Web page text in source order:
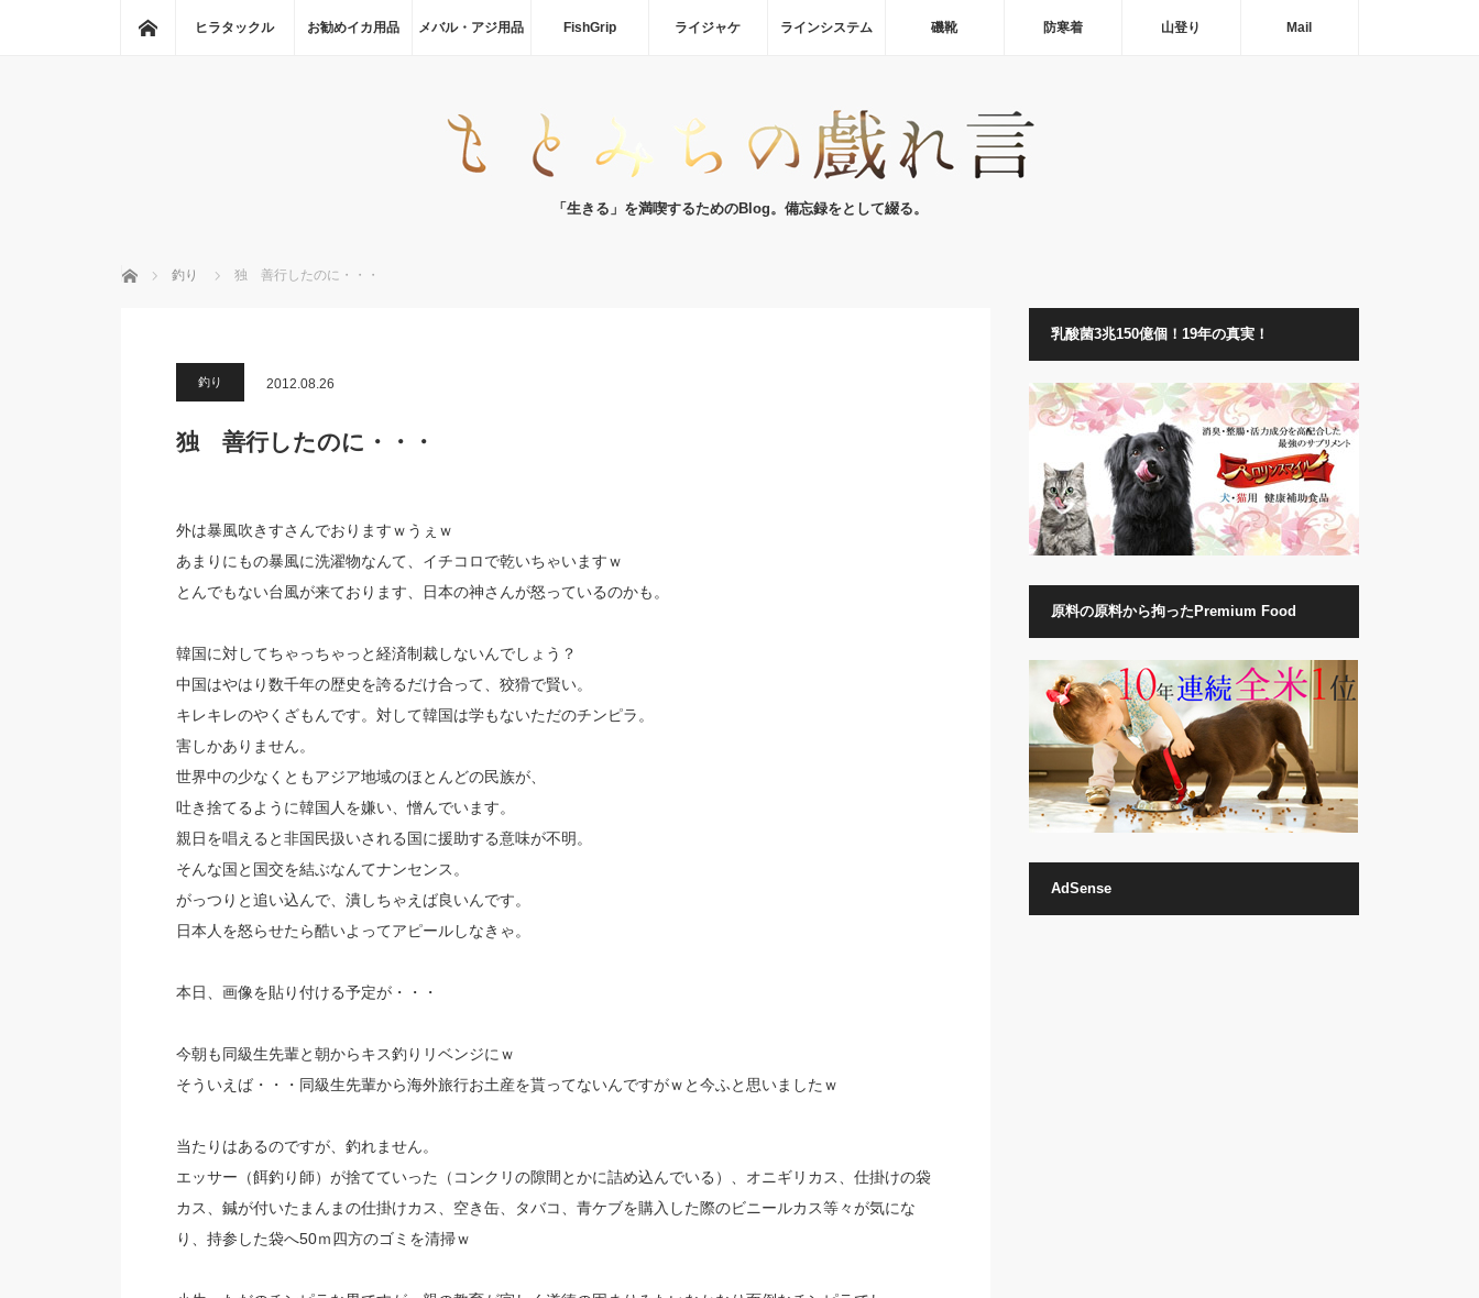
ホーム
ヒラタックル お勧めイカ用品 メバル・アジ用品 FishGrip ライジャケ ラインシステム 磯靴 防寒着 山登り Mail
「生きる」を満喫するためのBlog。備忘録をとして綴る。
ホーム 釣り 独 善行したのに・・・
釣り 2012.08.26
独 善行したのに・・・
外は暴風吹きすさんでおりますｗうぇｗ
あまりにもの暴風に洗濯物なんて、イチコロで乾いちゃいますｗ
とんでもない台風が来ております、日本の神さんが怒っているのかも。
韓国に対してちゃっちゃっと経済制裁しないんでしょう？
中国はやはり数千年の歴史を誇るだけ合って、狡猾で賢い。
キレキレのやくざもんです。対して韓国は学もないただのチンピラ。
害しかありません。
世界中の少なくともアジア地域のほとんどの民族が、
吐き捨てるように韓国人を嫌い、憎んでいます。
親日を唱えると非国民扱いされる国に援助する意味が不明。
そんな国と国交を結ぶなんてナンセンス。
がっつりと追い込んで、潰しちゃえば良いんです。
日本人を怒らせたら酷いよってアピールしなきゃ。
本日、画像を貼り付ける予定が・・・
今朝も同級生先輩と朝からキス釣りリベンジにｗ
そういえば・・・同級生先輩から海外旅行お土産を貰ってないんですがｗと今ふと思いましたｗ
当たりはあるのですが、釣れません。
エッサー（餌釣り師）が捨てていった（コンクリの隙間とかに詰め込んでいる）、オニギリカス、仕掛けの袋
カス、鍼が付いたまんまの仕掛けカス、空き缶、タバコ、青ケブを購入した際のビニールカス等々が気にな
り、持参した袋へ50ｍ四方のゴミを清掃ｗ
乳酸菌3兆150億個！19年の真実！
原料の原料から拘ったPremium Food
AdSense